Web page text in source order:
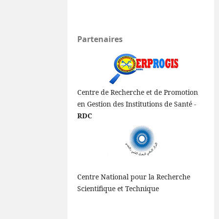
Partenaires
Centre de Recherche et de Promotion
en Gestion des Institutions de Santé -
RDC
Centre National pour la Recherche
Scientifique et Technique